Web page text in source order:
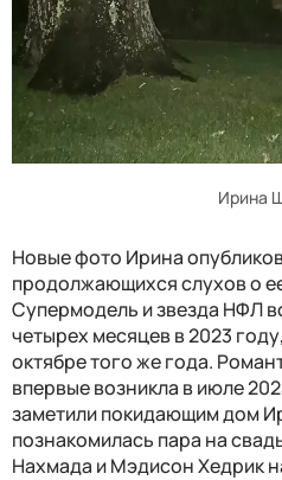
Ирина
Новые фото Ирина
продолжающихся слухов о
Супермодель и звезда НФЛ
четырех месяцев в 2023
октябре того же года.
впервые возникла в июле
заметили покидающим дом
познакомилась пара на
Нахмада и Мэдисон Хедрик